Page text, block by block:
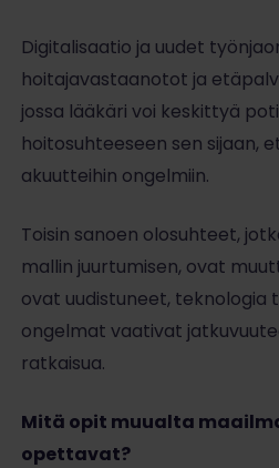
Digitalisaatio ja uudet
hoitajavastaanotot ja
jossa lääkäri voi keskittyä
hoitosuhteeseen sen sijaan,
akuutteihin ongelmiin.
Toisin sanoen olosuhteet,
mallin juurtumisen, ovat
ovat uudistuneet, teknologia
ongelmat vaativat
ratkaisua.
Mitä opit muualta
opettavat?